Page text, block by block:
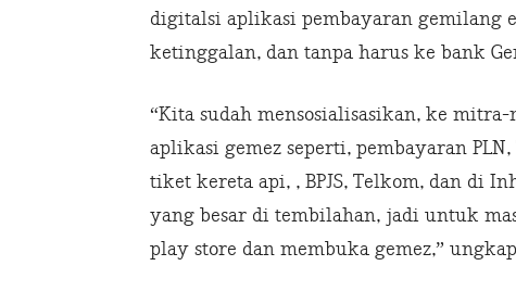
digitalsi aplikasi pembayaran gemilang
ketinggalan, dan tanpa harus ke bank
“Kita sudah mensosialisasikan, ke
aplikasi gemez seperti, pembayaran
tiket kereta api, , BPJS, Telkom, dan di
yang besar di tembilahan, jadi untuk
play store dan membuka gemez,”